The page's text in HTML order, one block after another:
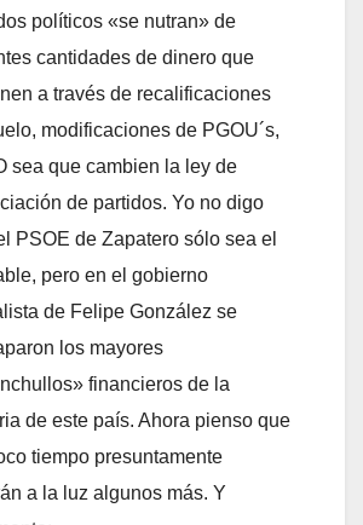
políticos «se nutran» de
cantidades de dinero que
a través de recalificaciones
modificaciones de PGOU´s,
sea que cambien la ley de
de partidos. Yo no digo
PSOE de Zapatero sólo sea el
pero en el gobierno
de Felipe González se
los mayores
financieros de la
de este país. Ahora pienso que
tiempo presuntamente
a la luz algunos más. Y